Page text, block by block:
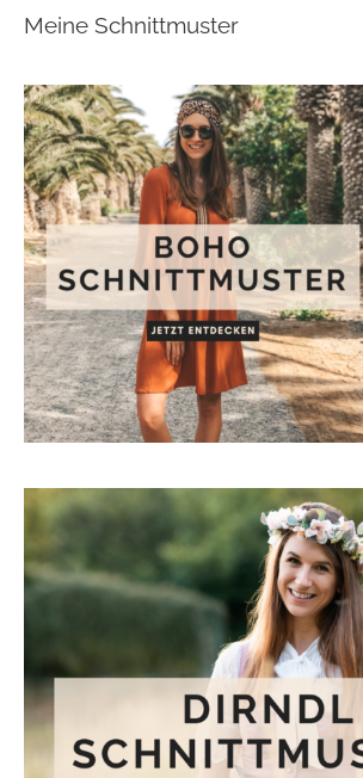
Meine Schnittmuster